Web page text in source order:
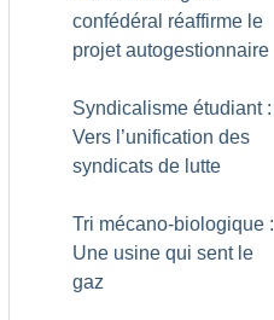
confédéral réaffirme le
projet autogestionnaire
Syndicalisme étudiant :
Vers l’unification des
syndicats de lutte
Tri mécano-biologique :
Une usine qui sent le
gaz